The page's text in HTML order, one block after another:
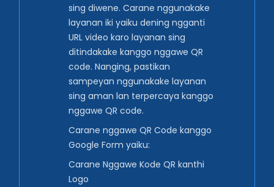
sing diwene. Carane nggunakake
layanan iki yaiku dening ngganti
URL video karo layanan sing
ditindakake kanggo nggawe QR
code. Nanging, pastikan
sampeyan nggunakake layanan
sing aman lan terpercaya kanggo
nggawe QR code.
Carane nggawe QR Code kanggo
Google Form yaiku:
Carane Nggawe Kode QR kanthi
Logo